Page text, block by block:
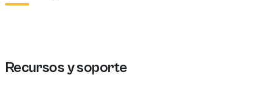
Recursos y soporte